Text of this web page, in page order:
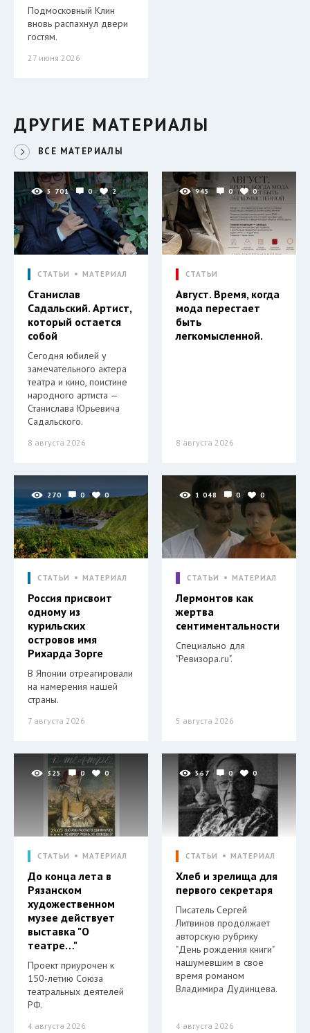
Подмосковный Клин
вновь распахнул двери
гостям.
27 июня 2026
ДРУГИЕ МАТЕРИАЛЫ
ВСЕ МАТЕРИАЛЫ
5 701 0 2
СТАТЬИ МАТЕРИАЛ
Станислав
Садальский. Артист,
который остается
собой
Сегодня юбилей у
замечательного актера
театра и кино, поистине
народного артиста —
Станислава Юрьевича
Садальского.
8 августа 2026
945 0 0
СТАТЬИ
Август. Время, когда
мода перестает
быть
легкомысленной.
8 августа 2026
270 0 0
СТАТЬИ МАТЕРИАЛ
Россия присвоит
одному из
курильских
островов имя
Рихарда Зорге
В Японии отреагировали
на намерения нашей
страны.
7 августа 2026
1 048 0 0
СТАТЬИ МАТЕРИАЛ
Лермонтов как
жертва
сентиментальности
Специально для
"Ревизора.ru".
5 августа 2026
325 0 0
СТАТЬИ МАТЕРИАЛ
До конца лета в
Рязанском
художественном
музее действует
выставка "О
театре…"
Проект приурочен к
150-летию Союза
театральных деятелей
РФ.
4 августа 2026
567 0 0
СТАТЬИ МАТЕРИАЛ
Хлеб и зрелища для
первого секретаря
Писатель Сергей
Литвинов продолжает
авторскую рубрику
"День рождения книги"
нашумевшим в свое
время романом
Владимира Дудинцева.
4 августа 2026